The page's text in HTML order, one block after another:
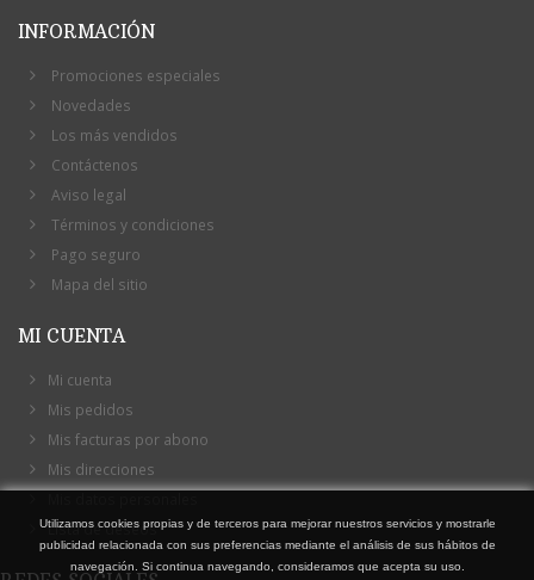
INFORMACIÓN
Promociones especiales
Novedades
Los más vendidos
Contáctenos
Aviso legal
Términos y condiciones
Pago seguro
Mapa del sitio
MI CUENTA
Mi cuenta
Mis pedidos
Mis facturas por abono
Mis direcciones
Lista de deseos
Utilizamos cookies propias y de terceros para mejorar nuestros servicios y mostrarle
publicidad relacionada con sus preferencias mediante el análisis de sus hábitos de
navegación. Si continua navegando, consideramos que acepta su uso.